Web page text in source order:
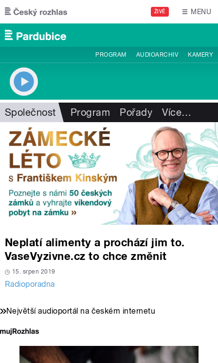
Přejít k hlavnímu obsahu
ŽIVĚ MENU
PROGRAM AUDIOARCHIV KAMERY
Společnost Program Pořady Více…
Neplatí alimenty a prochází jim to.
VaseVyzivne.cz to chce změnit
15. srpen 2019
Radioporadna
Největší audioportál na českém internetu